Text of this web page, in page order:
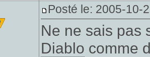
Posté le: 2005-10-
Ne ne sais pas
Diablo comme